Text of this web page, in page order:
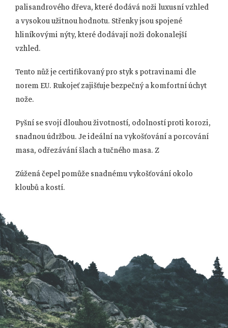
palisandrového dřeva, které dodává noži luxusní vzhled
a vysokou užitnou hodnotu. Střenky jsou spojené
hliníkovými nýty, které dodávají noži dokonalejší
vzhled.
Tento nůž je certifikovaný pro styk s potravinami dle
norem EU. Rukojeť zajišťuje bezpečný a komfortní úchyt
nože.
Pyšní se svojí dlouhou životností, odolností proti korozi,
snadnou údržbou. Je ideální na vykošťování a porcování
masa, odřezávání šlach a tučného masa. Z
Zúžená čepel pomůže snadnému vykošťování okolo
kloubů a kostí.
á
p
a
t
í